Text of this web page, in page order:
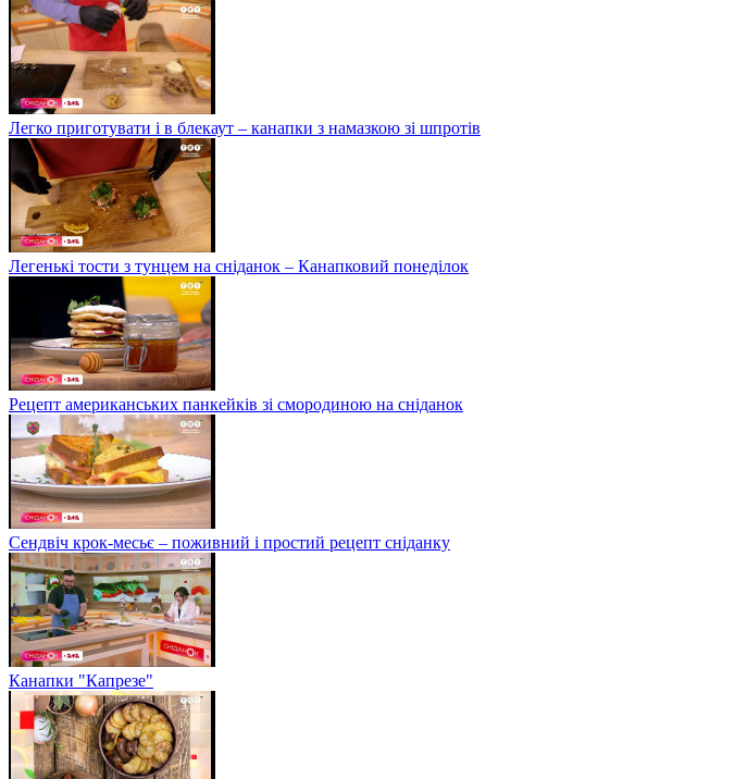
Легко приготувати і в блекаут – канапки з намазкою зі шпротів
Легенькі тости з тунцем на сніданок – Канапковий понеділок
Рецепт американських панкейків зі смородиною на сніданок
Сендвіч крок-месьє – поживний і простий рецепт сніданку
Канапки "Капрезе"